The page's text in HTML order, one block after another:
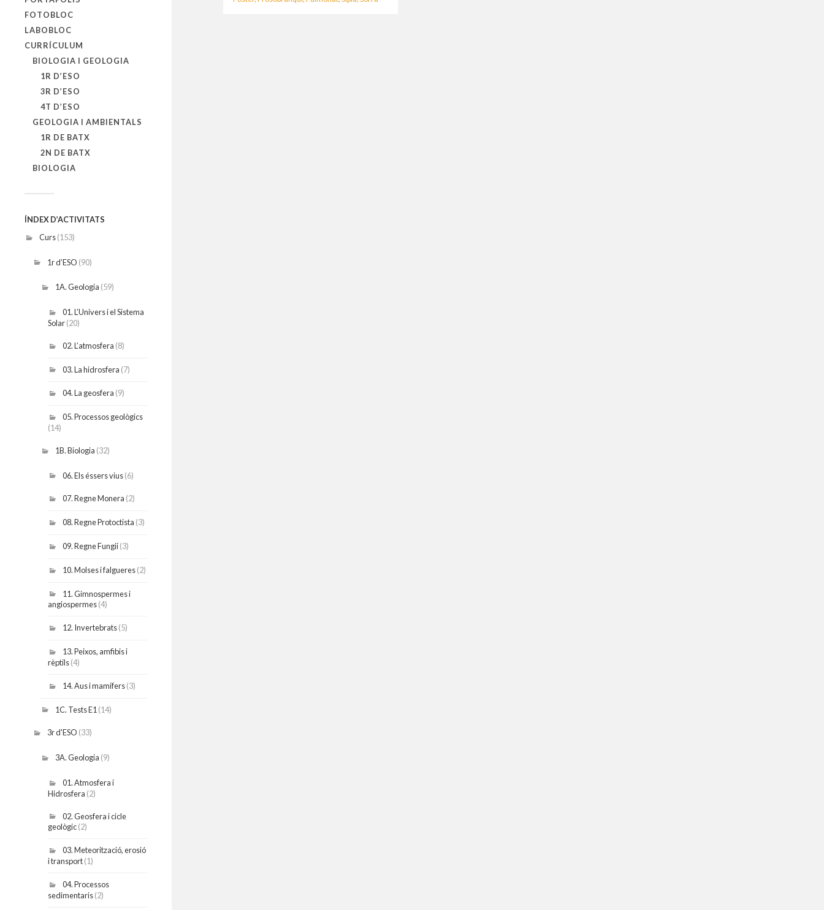
FOTOBLOC
LABOBLOC
CURRÍCULUM
BIOLOGIA I GEOLOGIA
1R D’ESO
3R D’ESO
4T D’ESO
GEOLOGIA I AMBIENTALS
1R DE BATX
2N DE BATX
BIOLOGIA
ÍNDEX D’ACTIVITATS
Curs(153)
1r d’ESO (90)
1A. Geologia (59)
01. L’Univers i el Sistema
Solar(20)
02. L’atmosfera (8)
03. La hidrosfera (7)
04. La geosfera (9)
05. Processos geològics
(14)
1B. Biologia (32)
06. Els éssers vius(6)
07. Regne Monera (2)
08. Regne Protoctista (3)
09. Regne Fungii(3)
10. Molses i falgueres(2)
11. Gimnospermes i
angiospermes(4)
12. Invertebrats(5)
13. Peixos, amfibis i
rèptils(4)
14. Aus i mamífers(3)
1C. Tests E1 (14)
3r d'ESO (33)
3A. Geologia (9)
01. Atmosfera i
Hidrosfera (2)
02. Geosfera i cicle
geològic(2)
03. Meteorització, erosió
i transport(1)
04. Processos
sedimentaris(2)